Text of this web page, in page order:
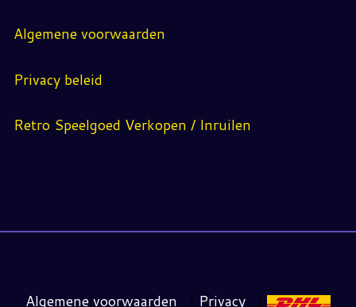
Algemene voorwaarden
Privacy beleid
Retro Speelgoed Verkopen / Inruilen
Algemene voorwaarden | Privacy |